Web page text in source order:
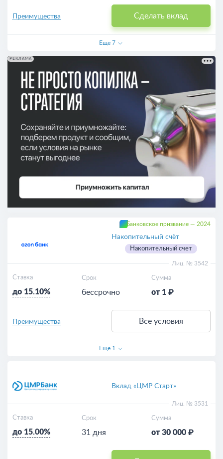
Сделать вклад
Преимущества
Еще 7
РЕКЛАМА
Банковское призвание — 2024
Накопительный счёт
Накопительный счет
Лиц. № 3542
Ставка
до 15.10%
Срок
бессрочно
Сумма
от 1 ₽
Все условия
Преимущества
Еще 1
Вклад «ЦМР Старт»
Лиц. № 3531
Ставка
до 15.00%
Срок
31 дня
Сумма
от 30 000 ₽